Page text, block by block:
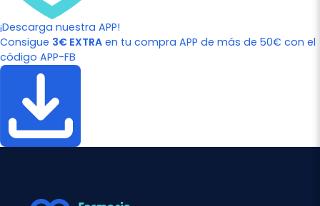
¡Descarga nuestra APP!
Consigue 3€ EXTRA en tu compra APP de más de 50€ con el
código APP-FB